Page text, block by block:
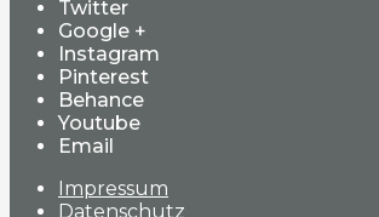
Twitter
Google +
Instagram
Pinterest
Behance
Youtube
Email
Impressum
Datenschutz